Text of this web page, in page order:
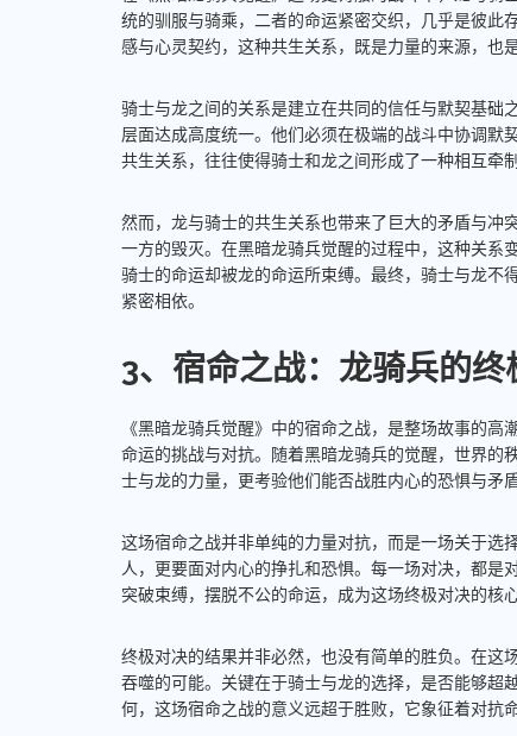
统的驯服与骑乘，二者的命运紧密交织，几乎是彼
感与心灵契约，这种共生关系，既是力量的来源，也
骑士与龙之间的关系是建立在共同的信任与默契基础
层面达成高度统一。他们必须在极端的战斗中协调默
共生关系，往往使得骑士和龙之间形成了一种相互牵
然而，龙与骑士的共生关系也带来了巨大的矛盾与冲
一方的毁灭。在黑暗龙骑兵觉醒的过程中，这种关系
骑士的命运却被龙的命运所束缚。最终，骑士与龙
紧密相依。
3、宿命之战：龙骑兵的终
《黑暗龙骑兵觉醒》中的宿命之战，是整场故事的
命运的挑战与对抗。随着黑暗龙骑兵的觉醒，世界
士与龙的力量，更考验他们能否战胜内心的恐惧与矛
这场宿命之战并非单纯的力量对抗，而是一场关于
人，更要面对内心的挣扎和恐惧。每一场对决，都是
突破束缚，摆脱不公的命运，成为这场终极对决的核心
终极对决的结果并非必然，也没有简单的胜负。在
吞噬的可能。关键在于骑士与龙的选择，是否能够超
何，这场宿命之战的意义远超于胜败，它象征着对抗